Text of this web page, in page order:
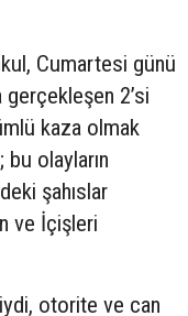
Cumartesi günü
gerçekleşen 2’si
kaza olmak
bu olayların
şahıslar
ve İçişleri
otorite ve can